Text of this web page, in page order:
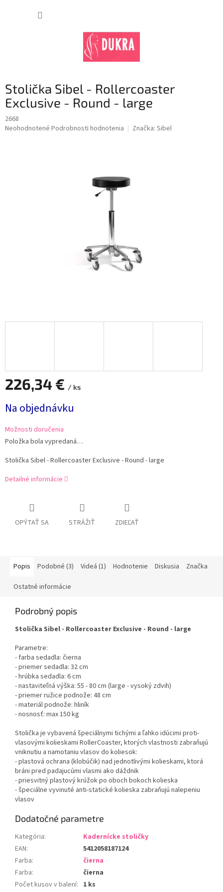
Stolička Sibel - Rollercoaster
Exclusive - Round - large
2668
Priemerné
Neohodnotené Podrobnosti hodnotenia Značka: Sibel
226,34 € / ks
cena:
Na objednávku
Možnosti doručenia
Položka bola vypredaná…
Stolička Sibel - Rollercoaster Exclusive - Round - large
Detailné informácie
OPÝTAŤ SA STRÁŽIŤ ZDIEĽAŤ
Popis Podobné (3) Videá (1) Hodnotenie Diskusia Značka
Ostatné informácie
Podrobný popis
Stolička Sibel - Rollercoaster Exclusive - Round - large
Parametre:
- farba sedadla: čierna
- priemer sedadla: 32 cm
- hrúbka sedadla: 6 cm
- nastaviteľná výška: 55 - 80 cm (large - vysoký zdvih)
- priemer ružice podnože: 48 cm
- materiál podnože: hliník
- nosnosť: max 150 kg
Stolička je vybavená špeciálnymi tichými a ľahko idúcimi proti-
vlasovými kolieskami RollerCoaster, ktorých vlastnosti zabraňujú
vniknutiu a namotaniu vlasov do koliesok:
- plastová ochrana (klobúčik) nad jednotlivými kolieskami, ktorá
bráni pred padajucúmi vlasmi ako dáždnik
- priesvitný plastový krúžok po oboch bokoch kolieska
- špeciálne vyvinuté anti-statické kolieska zabraňujú nalepeniu
vlasov
Dodatočné parametre
Kategória:
Kadernícke stoličky
EAN:
5412058187124
Farba:
čierna
Farba:
čierna
Počet kusov v balení: 1 ks